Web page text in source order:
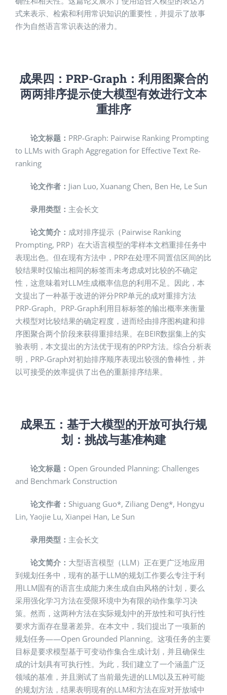
式来表示、检索和利用常识知识的重要性，并提示了故事
作为自然语言常识表达的潜力。
成果四： PRP-Graph：利用图聚合的
两两排序提示使大模型有效进行文本
重排序
论文标题： PRP-Graph: Pairwise Ranking Prompting
to LLMs with Graph Aggregation for Effective Text Re-
ranking
论文作者： Jian Luo, Xuanang Chen, Ben He, Le Sun
录用类型： 主会长文
论文简介： 成对排序提示（Pairwise Ranking
Prompting, PRP）在大语言模型的零样本文档重排任务中
表现出色。但在现有方法中，PRP在处理不同置信区间的比
较结果时仅输出相同的标签而未考虑成对比较的不确定
性，这意味着对LLM生成概率信息的利用不足。因此，本
文提出了一种基于改进的评分PRP单元的成对重排方法
PRP-Graph。PRP-Graph利用目标标签的输出概率来衡量
大模型对比较结果的确定程度，进而经由排序图构建和排
序图聚合两个阶段来获得重排结果。在BEIR数据集上的实
验表明，本文提出的方法优于现有的PRP方法。综合分析表
明，PRP-Graph对初始排序顺序表现出较强的鲁棒性，并
以可接受的效率提供了出色的重新排序结果。
成果五： 基于大模型的开放可执行规
划：挑战与基准构建
论文标题： Open Grounded Planning: Challenges
and Benchmark Construction
论文作者： Shiguang Guo*, Ziliang Deng*, Hongyu
Lin, Yaojie Lu, Xianpei Han, Le Sun
录用类型： 主会长文
论文简介： 大型语言模型（LLM）正在更广泛地应用
到规划任务中，现有的基于LLM的规划工作要么专注于利
用LLM固有的语言生成能力来生成自由风格的计划，要么
采用强化学习方法在受限环境中为有限的动作集学习决
策。然而，这两种方法在实际规划中的开放性和可执行性
要求方面存在显著差异。在本文中，我们提出了一项新的
规划任务——Open Grounded Planning。这项任务的主要
目标是要求模型基于可变动作集合生成计划，并且确保生
成的计划具有可执行性。为此，我们建立了一个涵盖广泛
领域的基准，并且测试了当前最先进的LLM以及五种可能
的规划方法，结果表明现有的LLM和方法在应对开放域中